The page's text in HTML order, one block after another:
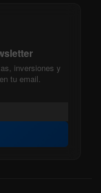
inversiones y
tu email.